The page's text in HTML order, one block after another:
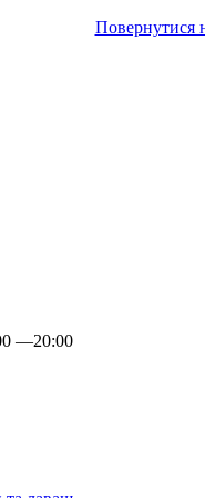
Повернутися
—20:00